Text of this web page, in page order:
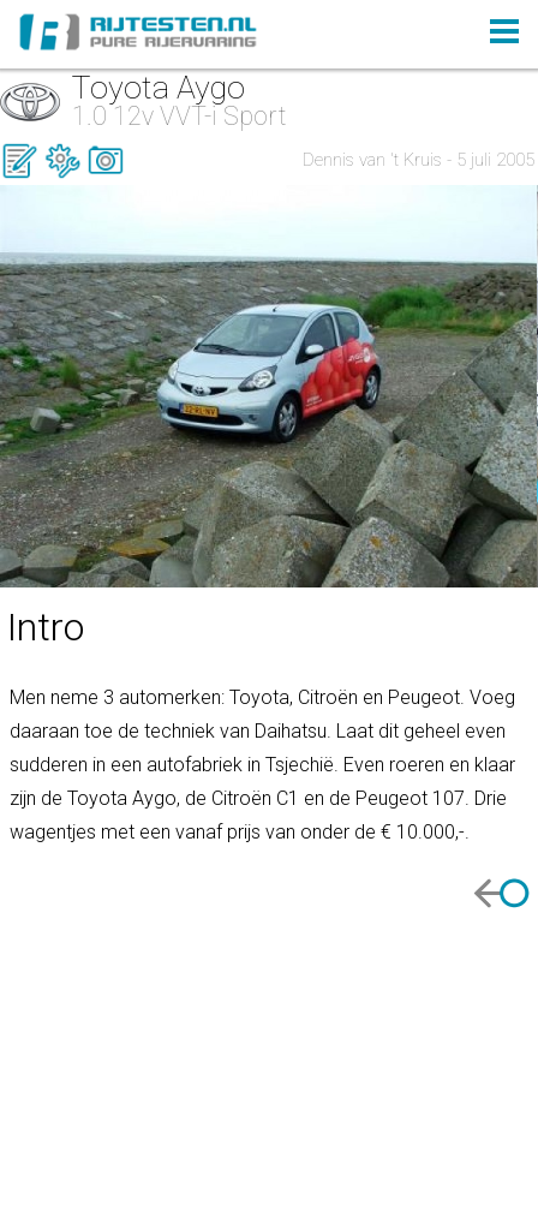
Toyota Aygo
1.0 12v VVT-i Sport
Dennis van 't Kruis - 5 juli 2005
Intro
Men neme 3 automerken: Toyota, Citroën en Peugeot. Voeg
daaraan toe de techniek van Daihatsu. Laat dit geheel even
sudderen in een autofabriek in Tsjechië. Even roeren en klaar
zijn de Toyota Aygo, de Citroën C1 en de Peugeot 107. Drie
wagentjes met een vanaf prijs van onder de € 10.000,-.